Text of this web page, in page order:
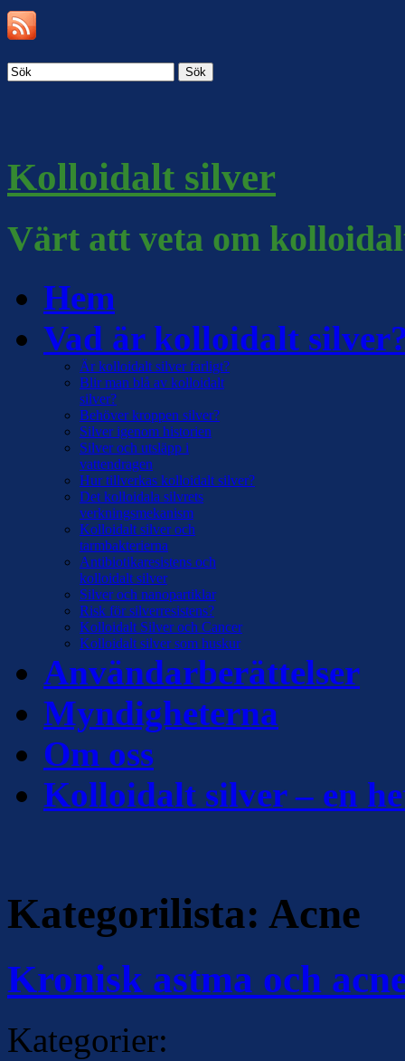
Sök
Kolloidalt silver
Värt att veta om
Hem
Vad är kolloidalt
Är kolloidalt silver farligt?
Blir man blå av kolloidalt
silver?
Behöver kroppen silver?
Silver igenom historien
Silver och utsläpp i
vattendragen
Hur tillverkas kolloidalt silver?
Det kolloidala silvrets
verkningsmekanism
Kolloidalt silver och
tarmbakterierna
Antibiotikaresistens och
kolloidalt silver
Silver och nanopartiklar
Risk för silverresistens?
Kolloidalt Silver och Cancer
Kolloidalt silver som huskur
Användarberättelser
Myndigheterna
Om oss
Kolloidalt silver – en
Kategorilista: Acne
Kronisk astma och
Kategorier: